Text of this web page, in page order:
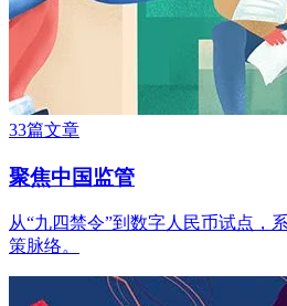
33篇文章
聚焦中国监管
从“九四禁令”到数字人民币试点，
策脉络。